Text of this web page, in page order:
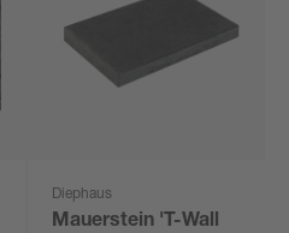
Diephaus
Mauerstein 'T-Wall